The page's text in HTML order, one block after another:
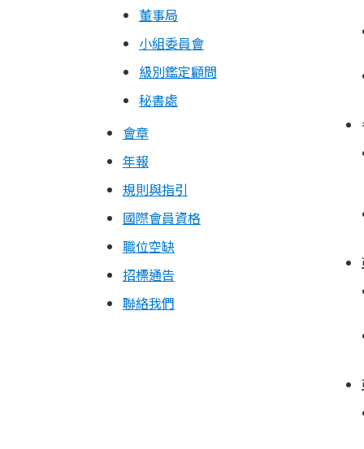
董事局
小組委員會
級別鑑定顧問
秘書處
會章
年報
規則與指引
國際會員資格
職位空缺
招標通告
聯絡我們